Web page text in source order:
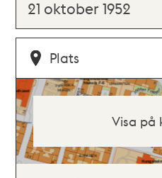
21 oktober 1952
Plats
Visa på